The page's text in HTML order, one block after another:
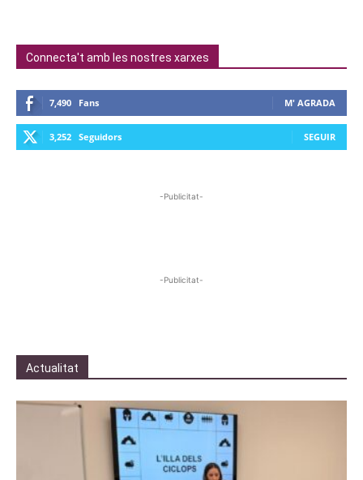
Connecta't amb les nostres xarxes
7,490 Fans M' AGRADA
3,252 Seguidors SEGUIR
-Publicitat-
-Publicitat-
Actualitat